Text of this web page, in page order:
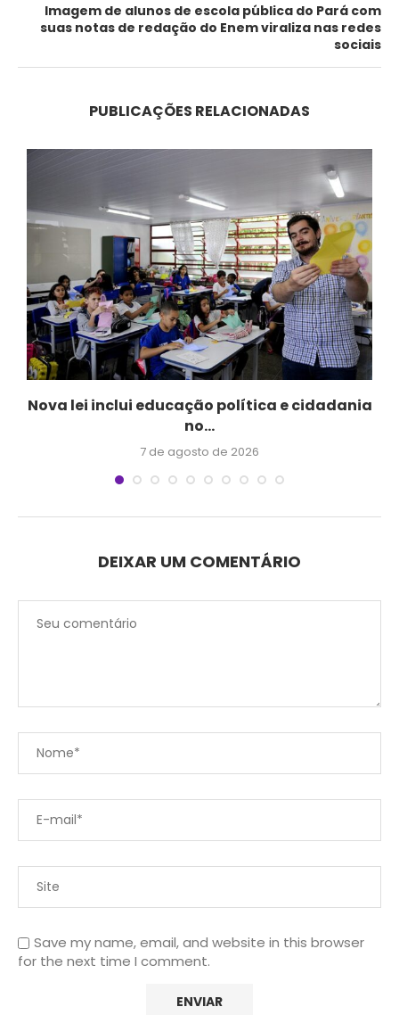
Imagem de alunos de escola pública do Pará com
suas notas de redação do Enem viraliza nas redes
sociais
PUBLICAÇÕES RELACIONADAS
Nova lei inclui educação política e cidadania
no...
7 de agosto de 2026
DEIXAR UM COMENTÁRIO
Save my name, email, and website in this browser
for the next time I comment.